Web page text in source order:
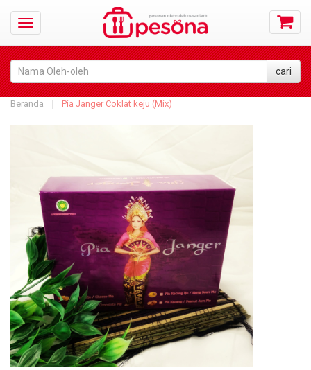
Beranda Pia Janger Coklat keju (Mix)